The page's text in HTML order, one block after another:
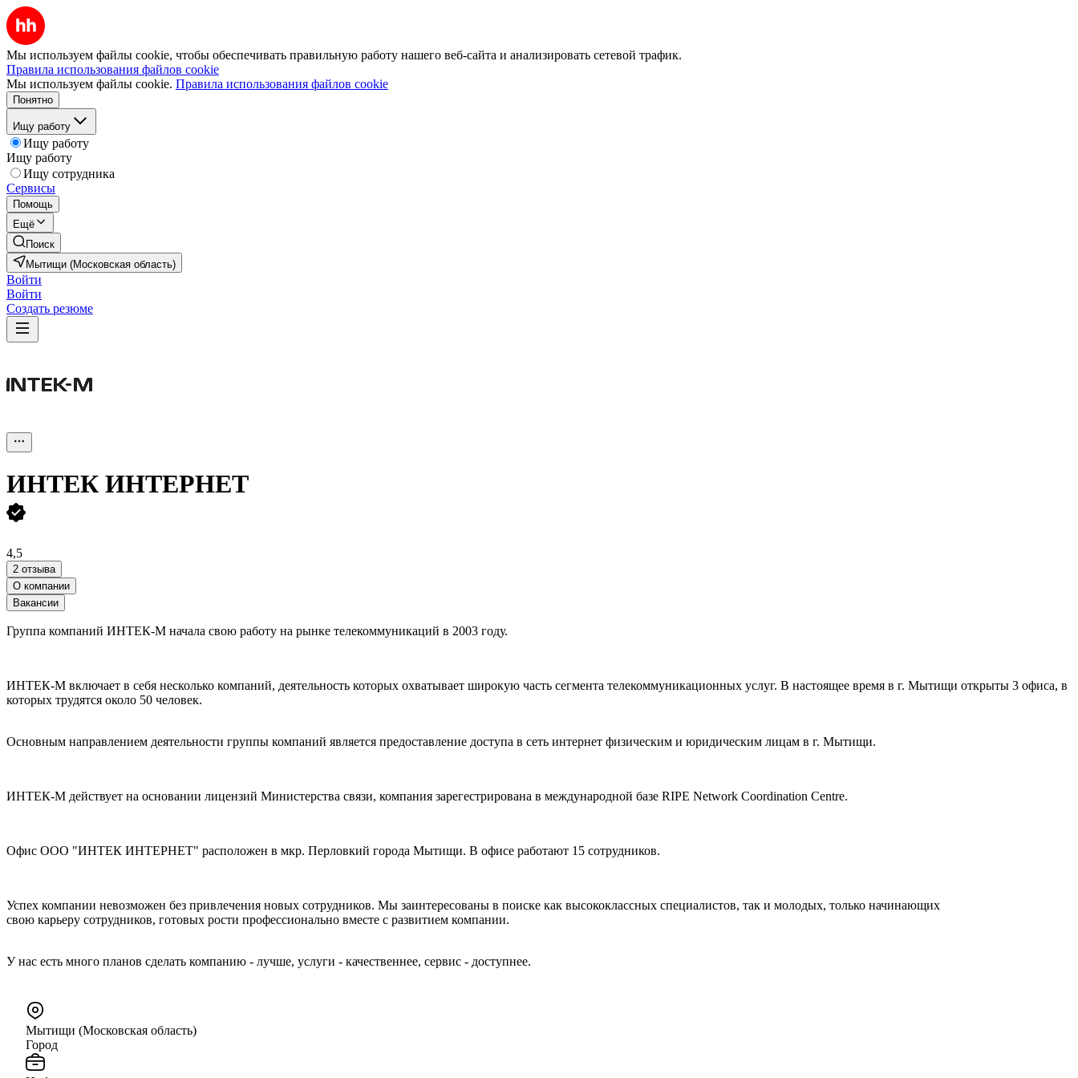
Мы используем файлы cookie, чтобы обеспечивать правильную работу нашего веб-сайта и анализировать сетевой трафик.
Правила использования файлов cookie
Мы используем файлы cookie. Правила использования файлов cookie
Понятно
Ищу работу
Ищу работу
Ищу работу
Ищу сотрудника
Сервисы
Помощь
Ещё
Поиск
Мытищи (Московская область)
Войти
Войти
Создать резюме
ИНТЕК ИНТЕРНЕТ
4,5
2 отзыва
О компании
Вакансии
Группа компаний ИНТЕК-М начала свою работу на рынке телекоммуникаций в 2003 году.
ИНТЕК-М включает в себя несколько компаний, деятельность которых охватывает широкую часть сегмента телекоммуникационных услуг. В настоящее время в г. Мытищи открыты 3 офиса, в
которых трудятся около 50 человек.
Основным направлением деятельности группы компаний является предоставление доступа в сеть интернет физическим и юридическим лицам в г. Мытищи.
ИНТЕК-М действует на основании лицензий Министерства связи, компания зарегестрирована в международной базе RIPE Network Coordination Centre.
Офис ООО "ИНТЕК ИНТЕРНЕТ" расположен в мкр. Перловкий города Мытищи. В офисе работают 15 сотрудников.
Успех компании невозможен без привлечения новых сотрудников. Мы заинтересованы в поиске как высококлассных специалистов, так и молодых, только начинающих
свою карьеру сотрудников, готовых рости профессионально вместе с развитием компании.
У нас есть много планов сделать компанию - лучше, услуги - качественнее, сервис - доступнее.
Мытищи (Московская область)
Город